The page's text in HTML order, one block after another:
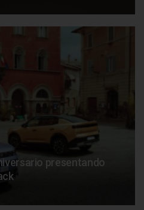
presentando